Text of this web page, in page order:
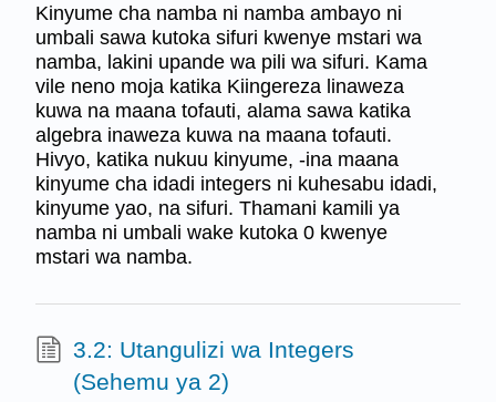
Kinyume cha namba ni namba ambayo ni
umbali sawa kutoka sifuri kwenye mstari wa
namba, lakini upande wa pili wa sifuri. Kama
vile neno moja katika Kiingereza linaweza
kuwa na maana tofauti, alama sawa katika
algebra inaweza kuwa na maana tofauti.
Hivyo, katika nukuu kinyume, -ina maana
kinyume cha idadi integers ni kuhesabu idadi,
kinyume yao, na sifuri. Thamani kamili ya
namba ni umbali wake kutoka 0 kwenye
mstari wa namba.
3.2: Utangulizi wa Integers
(Sehemu ya 2)